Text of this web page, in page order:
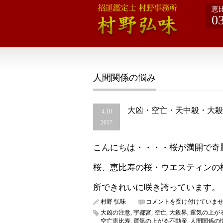
恵
人間関係の悩み
4.10
2017
大凶・空亡・天中殺・大
こんにちは・・・・桜が満開で
桜、恵比寿の桜・ウエスティン
所できれいに咲き誇っています。
村野 弘味
大
凶・
空
コメントを受け付けていま
大凶の注意, 宇都宮, 空亡, 大殺界, 運気の上が
空亡恵比寿, 運気の上がる不動産, 人間関係の